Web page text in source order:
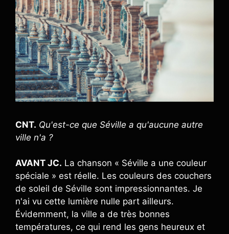
CNT. Qu'est-ce que Séville a qu'aucune autre
ville n'a ?
AVANT JC. La chanson « Séville a une couleur
spéciale » est réelle. Les couleurs des couchers
de soleil de Séville sont impressionnantes. Je
n'ai vu cette lumière nulle part ailleurs.
Évidemment, la ville a de très bonnes
températures, ce qui rend les gens heureux et